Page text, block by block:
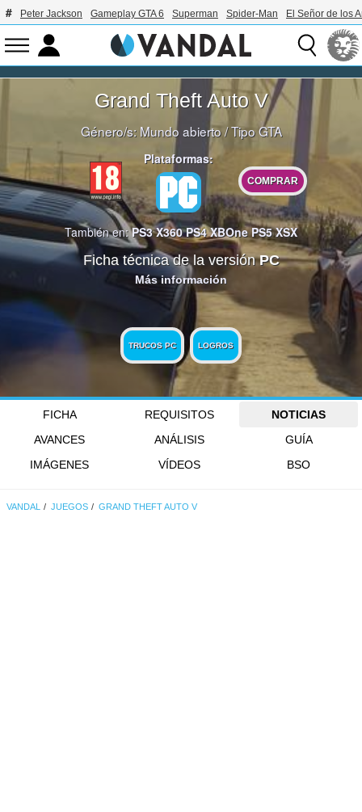
Peter Jackson Gameplay GTA 6 Superman Spider-Man El Señor de los
Grand Theft Auto V
Género/s: Mundo abierto/Tipo GTA
Plataformas:
COMPRAR
También en:PS3 X360 PS4 XBOne PS5 XSX
Ficha técnica de la versiónPC
Más información
TRUCOS PC LOGROS
FICHA REQUISITOS
NOTICIAS
AVANCES
ANÁLISIS
GUÍA
IMÁGENES
VÍDEOS BSO
VANDAL JUEGOS GRAND THEFT AUTO V